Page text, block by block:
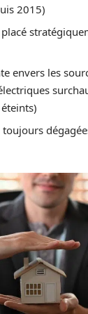
2015)
envers les
toujours